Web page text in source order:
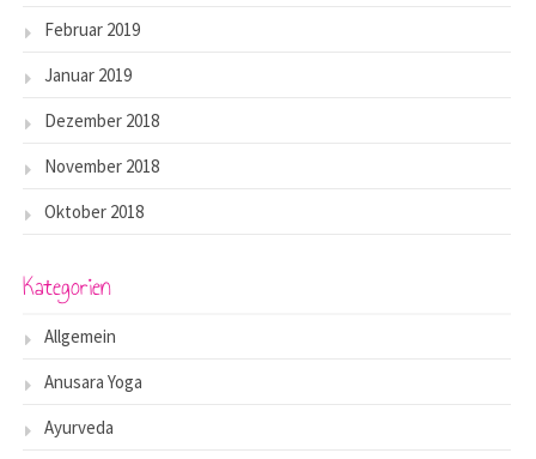
Februar 2019
Januar 2019
Dezember 2018
November 2018
Oktober 2018
Kategorien
Allgemein
Anusara Yoga
Ayurveda